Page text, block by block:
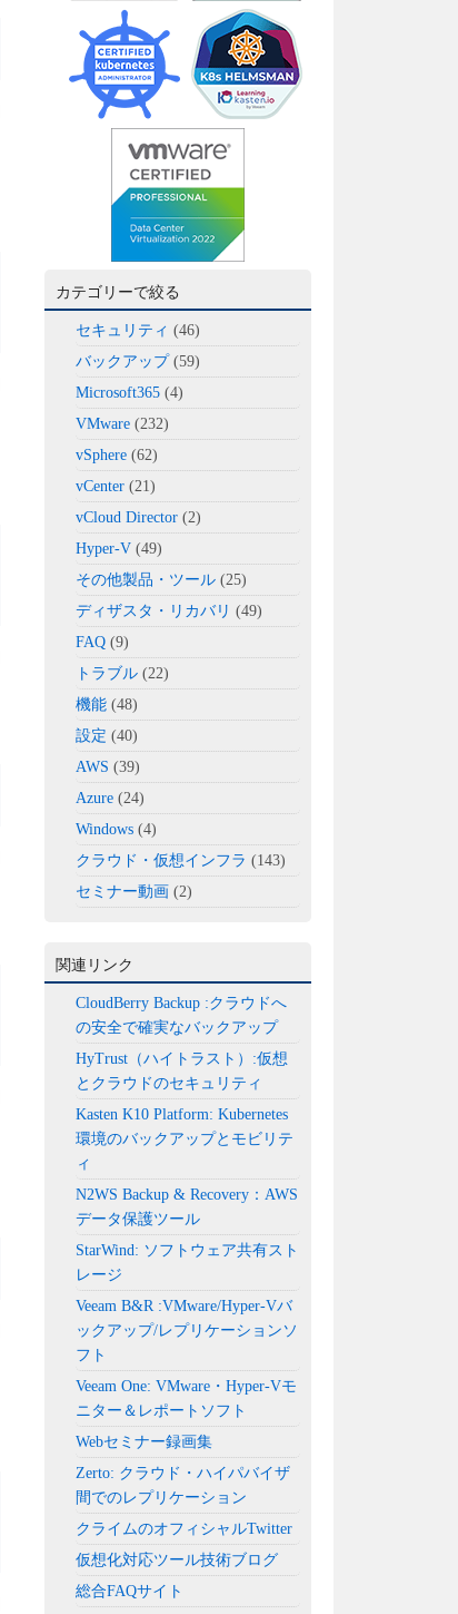
カテゴリーで絞る
セキュリティ (46)
バックアップ(59)
Microsoft365 (4)
VMware (232)
vSphere (62)
vCenter (21)
vCloud Director (2)
Hyper-V (49)
その他製品・ツール (25)
ディザスタ・リカバリ (49)
FAQ (9)
トラブル (22)
機能 (48)
設定 (40)
AWS (39)
Azure (24)
Windows (4)
クラウド・仮想インフラ (143)
セミナー動画 (2)
関連リンク
CloudBerry Backup :クラウドへ
の安全で確実なバックアップ
HyTrust（ハイトラスト）:仮想
とクラウドのセキュリティ
Kasten K10 Platform: Kubernetes
環境のバックアップとモビリテ
ィ
N2WS Backup & Recovery：AWS
データ保護ツール
StarWind: ソフトウェア共有スト
レージ
Veeam B&R :VMware/Hyper-Vバ
ックアップ/レプリケーションソ
フト
Veeam One: VMware・Hyper-Vモ
ニター＆レポートソフト
Webセミナー録画集
Zerto: クラウド・ハイパバイザ
間でのレプリケーション
クライムのオフィシャルTwitter
仮想化対応ツール技術ブログ
総合FAQサイト